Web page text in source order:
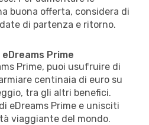
buona offerta, considera di
di partenza e ritorno.
Prime
Prime, puoi usufruire di
centinaia di euro su
tra gli altri benefici.
eDreams Prime e unisciti
viaggiante del mondo.